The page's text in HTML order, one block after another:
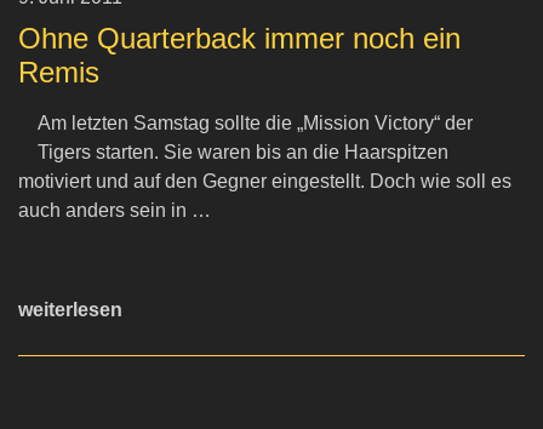
Ohne Quarterback immer noch ein
Remis
Am letzten Samstag sollte die „Mission Victory“ der
Tigers starten. Sie waren bis an die Haarspitzen
motiviert und auf den Gegner eingestellt. Doch wie soll es
auch anders sein in …
weiterlesen